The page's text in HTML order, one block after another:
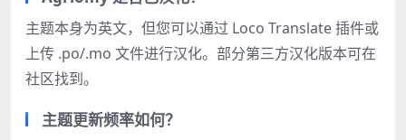
主题本身为英文，但您可以通过 Loco Translate 插件或
上传 .po/.mo 文件进行汉化。部分第三方汉化版本可在
社区找到。
主题更新频率如何？